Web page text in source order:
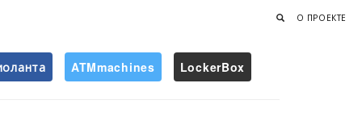
О ПРОЕКТЕ
ATMmachines LockerBox